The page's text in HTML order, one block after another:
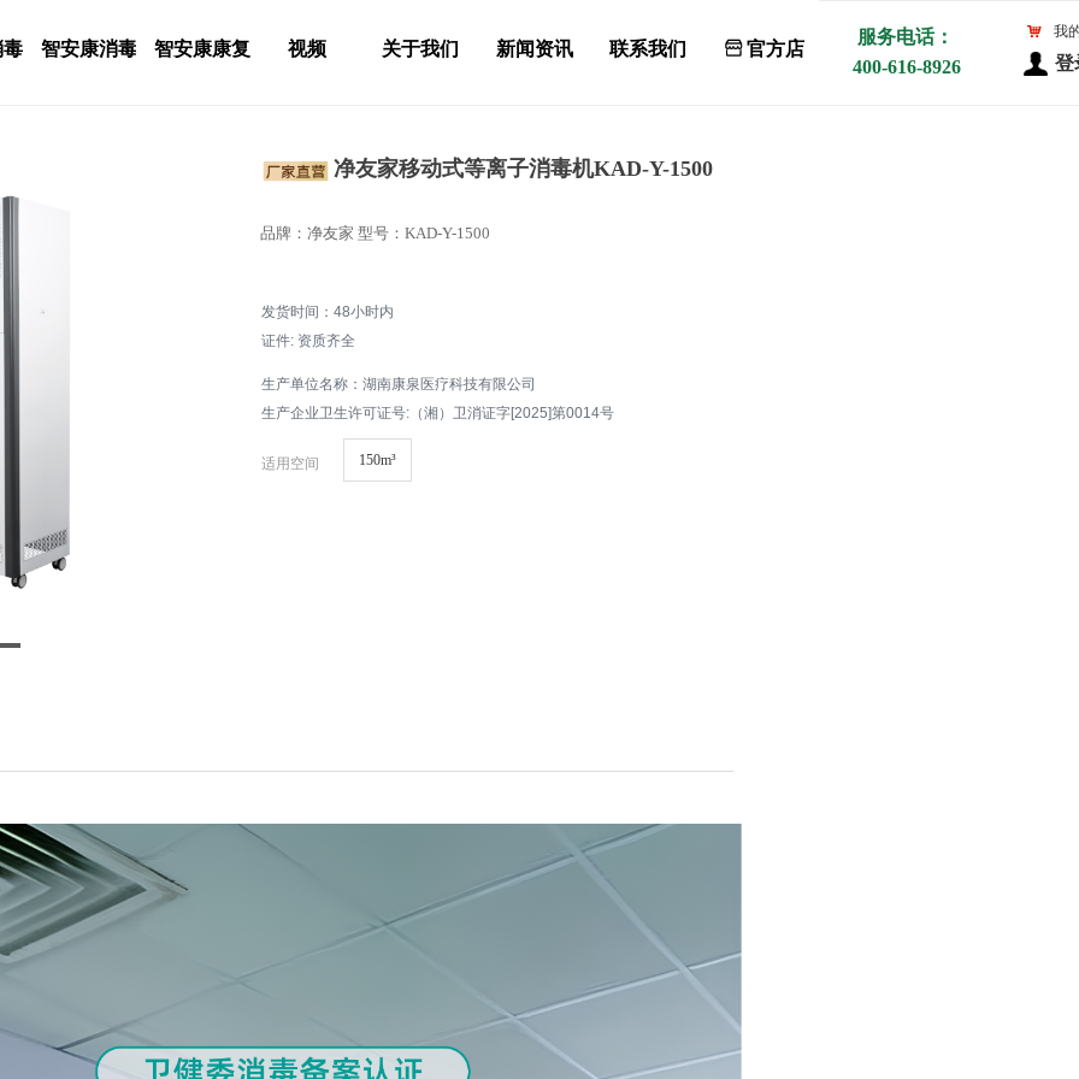
毒 智安康消毒 智安康康复 视频 关于我们 新闻资讯 联系我们 ꀰ 官方店
登
服务电话：
400-616-8926
낙 我
净友家移动式等离子消毒机KAD-Y-1500
发货时间：48小时内
证件: 资质齐全
生产单位名称：湖南康泉医疗科技有限公司
生产企业卫生许可证号:（湘）卫消证字[2025]第0014号
品牌：净友家 型号：KAD-Y-1500
适用空间 150m³